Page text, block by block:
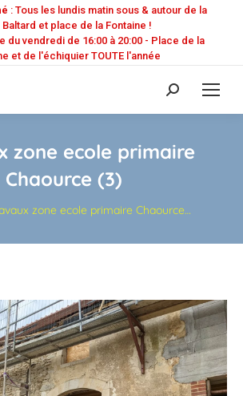
: Tous les lundis matin sous & autour de la
Baltard et place de la Fontaine !
du vendredi de 16:00 à 20:00 - Place de la
et de l'échiquier TOUTE l'année
Recherche
:
zone ecole primaire
Chaource (3)
zone ecole primaire Chaource…